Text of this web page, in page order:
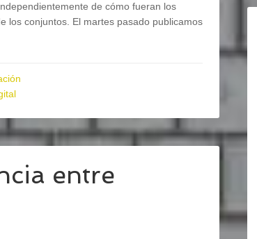
de cómo fueran los
los conjuntos. El martes pasado publicamos
entre